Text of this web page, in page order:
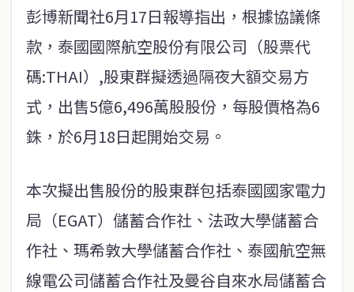
彭博新聞社6月17日報導指出，根據協議條
款，泰國國際航空股份有限公司（股票代
碼:THAI）,股東群擬透過隔夜大額交易方
式，出售5億6,496萬股股份，每股價格為6
銖，於6月18日起開始交易。
本次擬出售股份的股東群包括泰國國家電力
局（EGAT）儲蓄合作社、法政大學儲蓄合
作社、瑪希敦大學儲蓄合作社、泰國航空無
線電公司儲蓄合作社及曼谷自來水局儲蓄合